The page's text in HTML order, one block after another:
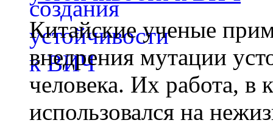
Китайские ученые
внедрения мутации
человека. Их работа, в
использовался на